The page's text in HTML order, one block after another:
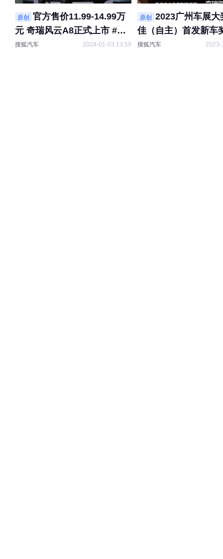
原创
官方售价11.99-14.99万
元 奇瑞风云A8正式上市 #新
车抢先看 #快讯 @奇瑞汽车
搜狐汽车 2024-01-03 13:59
原创
2023广州车展大
佳（自主）首发新车奖
风云A9 最佳自主汽
搜狐汽车 2023-